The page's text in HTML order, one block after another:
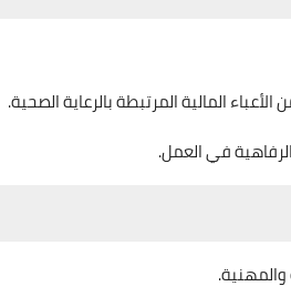
المالية المرتبطة بالرعاية الصحية.
في العمل.